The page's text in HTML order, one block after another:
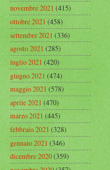
novembre 2021(415)
ottobre 2021(458)
settembre 2021(336)
agosto 2021(285)
luglio 2021(420)
giugno 2021(474)
maggio 2021(578)
aprile 2021(470)
marzo 2021(445)
febbraio 2021(328)
gennaio 2021(346)
dicembre 2020(359)